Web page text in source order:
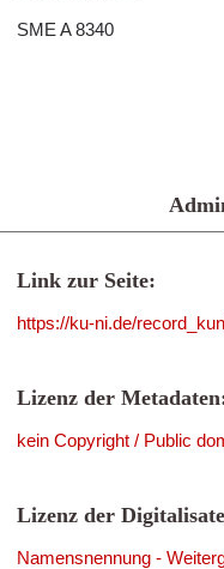
SME A 8340
Link zur Seite:
https://ku-ni.de/
Lizenz der
kein Copyright / Public
Lizenz der
Namensnennung -